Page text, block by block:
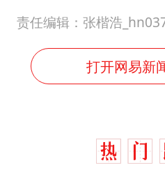
责任编辑：张楷浩
打开网易新